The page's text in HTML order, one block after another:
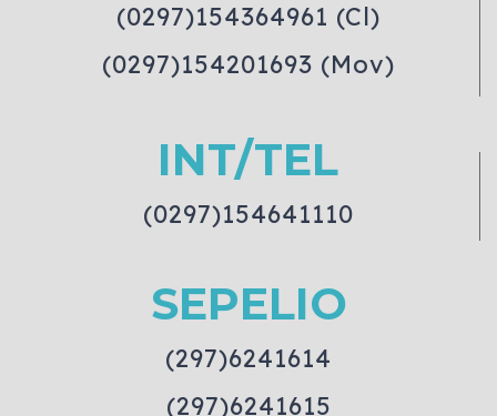
(0297)154364961 (Cl)
(0297)154201693 (Mov)
INT/TEL
(0297)154641110
SEPELIO
(297)6241614
(297)6241615